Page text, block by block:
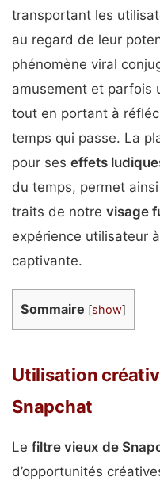
transportant les
au regard de leur
phénomène viral
amusement et parfois
tout en portant à
temps qui passe. La
pour ses effets
du temps, permet
traits de notre visage
expérience utilisateur
captivante.
Sommaire [show]
Utilisation
Snapchat
Le filtre vieux de
d’opportunités